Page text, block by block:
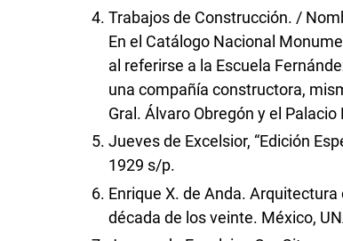
Trabajos de Construcción. /
En el Catálogo Nacional
al referirse a la Escuela
una compañía constructora,
Gral. Álvaro Obregón y el Palacio
Jueves de Excelsior, “Edición
1929 s/p.
Enrique X. de Anda.
década de los veinte. México,